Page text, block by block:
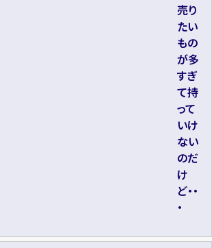
売り
たい
もの
が多
すぎ
て持
って
いけ
ない
のだ
け
ど・・
・